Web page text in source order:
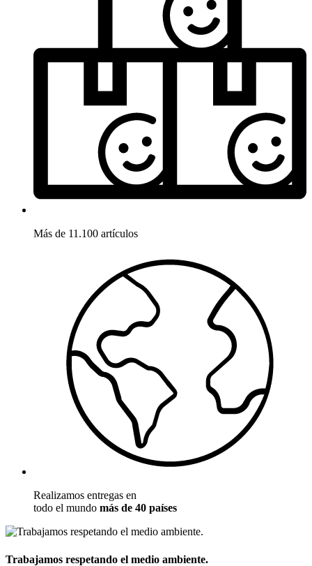
Más de 11.100 artículos
Realizamos entregas en
todo el mundo más de 40 países
Trabajamos respetando el medio ambiente.